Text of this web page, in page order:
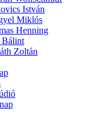
Ist­ván
Mik­lós
Hen­ning
Zol­tán